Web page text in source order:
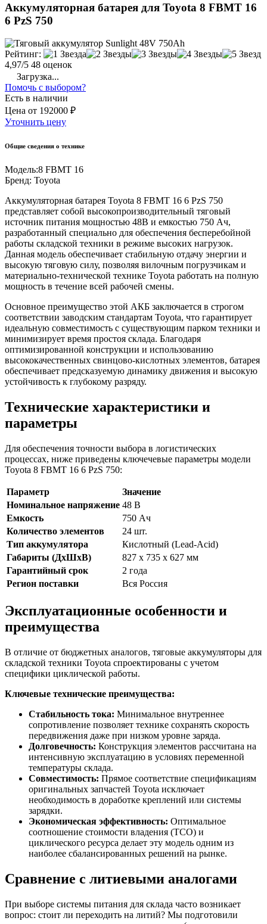
Аккумуляторная батарея для Toyota 8 FBMT 16
6 PzS 750
Рейтинг:
4,97/5 48 оценок
Загрузка...
Помочь с выбором?
Есть в наличии
Цена от 192000 ₽
Уточнить цену
Общие сведения о технике
Модель:8 FBMT 16
Бренд: Toyota
Аккумуляторная батарея Toyota 8 FBMT 16 6 PzS 750
представляет собой высокопроизводительный тяговый
источник питания мощностью 48В и емкостью 750 Ач,
разработанный специально для обеспечения бесперебойной
работы складской техники в режиме высоких нагрузок.
Данная модель обеспечивает стабильную отдачу энергии и
высокую тяговую силу, позволяя вилочным погрузчикам и
материально-технической технике Toyota работать на полную
мощность в течение всей рабочей смены.
Основное преимущество этой АКБ заключается в строгом
соответствии заводским стандартам Toyota, что гарантирует
идеальную совместимость с существующим парком техники и
минимизирует время простоя склада. Благодаря
оптимизированной конструкции и использованию
высококачественных свинцово-кислотных элементов, батарея
обеспечивает предсказуемую динамику движения и высокую
устойчивость к глубокому разряду.
Технические характеристики и
параметры
Для обеспечения точности выбора в логистических
процессах, ниже приведены ключечевые параметры модели
Toyota 8 FBMT 16 6 PzS 750:
Параметр
Значение
Номинальное напряжение 48 В
Емкость
750 Ач
Количество элементов
24 шт.
Тип аккумулятора
Кислотный (Lead-Acid)
Габариты (ДхШхВ)
827 x 735 x 627 мм
Гарантийный срок
2 года
Регион поставки
Вся Россия
Эксплуатационные особенности и
преимущества
В отличие от бюджетных аналогов, тяговые аккумуляторы для
складской техники Toyota спроектированы с учетом
специфики циклической работы.
Ключевые технические преимущества:
Стабильность тока: Минимальное внутреннее
сопротивление позволяет технике сохранять скорость
передвижения даже при низком уровне заряда.
Долговечность: Конструкция элементов рассчитана на
интенсивную эксплуатацию в условиях переменной
температуры склада.
Совместимость: Прямое соответствие спецификациям
оригинальных запчастей Toyota исключает
необходимость в доработке креплений или системы
зарядки.
Экономическая эффективность: Оптимальное
соотношение стоимости владения (TCO) и
циклического ресурса делает эту модель одним из
наиболее сбалансированных решений на рынке.
Сравнение с литиевыми аналогами
При выборе системы питания для склада часто возникает
вопрос: стоит ли переходить на литий? Мы подготовили